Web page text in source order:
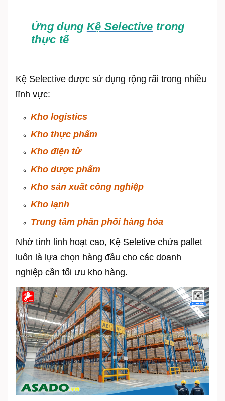
Ứng dụng Kệ Selective trong
thực tế
Kệ Selective được sử dụng rộng rãi trong nhiều
lĩnh vực:
Kho logistics
Kho thực phẩm
Kho điện tử
Kho dược phẩm
Kho sản xuất công nghiệp
Kho lạnh
Trung tâm phân phối hàng hóa
Nhờ tính linh hoạt cao, Kệ Seletive chứa pallet
luôn là lựa chọn hàng đầu cho các doanh
nghiệp cần tối ưu kho hàng.